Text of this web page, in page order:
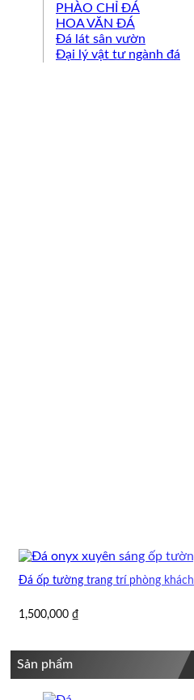
PHÀO CHỈ ĐÁ
HOA VĂN ĐÁ
Đá lát sân vườn
Đại lý vật tư ngành đá
Đá ốp tường trang trí phòng khách
1,500,000 ₫
Sản phẩm